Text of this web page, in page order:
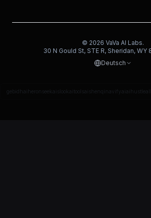
© 2026 VaVa AI Labs.
30 N Gould St, STE R, Sheridan, WY
Deutsch
gebidh aiheron seekais lookaitools aishenqinavifyaiaihustle